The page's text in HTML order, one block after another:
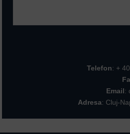
Telefon: +
Email:
Adresa: Cluj-